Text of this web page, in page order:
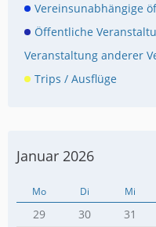
Vereinsunabhängige
Öffentliche
Veranstaltung anderer
Trips / Ausflüge
Januar 2026
Mo Di Mi
29 30 31